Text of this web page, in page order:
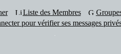
Liste des Membres
pour vérifier ses messages